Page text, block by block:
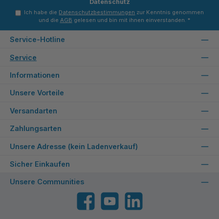
Datenschutz
Ich habe die Datenschutzbestimmungen zur Kenntnis genommen
und die AGB gelesen und bin mit ihnen einverstanden. *
Service-Hotline
Service
Informationen
Unsere Vorteile
Versandarten
Zahlungsarten
Unsere Adresse (kein Ladenverkauf)
Sicher Einkaufen
Unsere Communities
FacebookYouTube